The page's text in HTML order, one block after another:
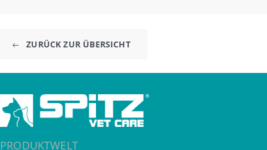
ZURÜCK ZUR ÜBERSICHT
PRODUKTWELT